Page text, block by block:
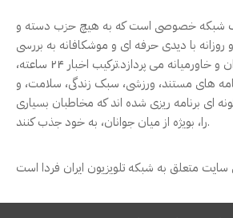
شبکه خصوصی است که به هیچ حزب دسته و
روزانه با دیدی حرفه ای و موشکافانه به بررسی
مهمترین رویدادهای ایران و خاورمیانه می پردازد.ترکیب اخبار ۲۴ ساعته،
های مستند، ورزشی، سبک زندگی، سلامت، و
ای برنامه ریزی شده اند که مخاطبان بسیاری
را، بویژه از میان جوانان، به خود جذب کنند.